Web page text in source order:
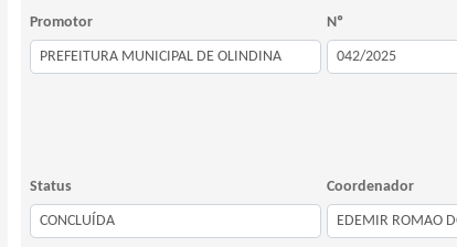
Promotor Nº
Status Coordenador